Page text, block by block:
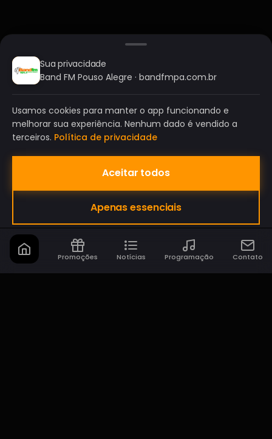
BAND FM POUSO ALEGRE
A SUA RÁDIO DO SEU JEITO!
Sua privacidade
Band FM Pouso Alegre · bandfmpa.com.br
Usamos cookies para manter o app funcionando e
melhorar sua experiência. Nenhum dado é vendido a
terceiros. Política de privacidade
Aceitar todos
Apenas essenciais
Promoções Notícias Programação Contato